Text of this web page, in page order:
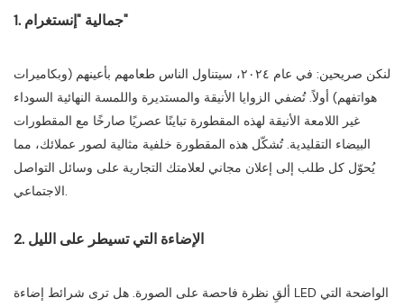
1. جمالية "إنستغرام"
لنكن صريحين: في عام ٢٠٢٤، سيتناول الناس طعامهم بأعينهم (وبكاميرات
هواتفهم) أولاً. تُضفي الزوايا الأنيقة والمستديرة واللمسة النهائية السوداء
غير اللامعة الأنيقة لهذه المقطورة تباينًا عصريًا صارخًا مع المقطورات
البيضاء التقليدية. تُشكّل هذه المقطورة خلفية مثالية لصور عملائك، مما
يُحوّل كل طلب إلى إعلان مجاني لعلامتك التجارية على وسائل التواصل
الاجتماعي.
2. الإضاءة التي تسيطر على الليل
ألقِ نظرة فاحصة على الصورة. هل ترى شرائط إضاءة LED الواضحة التي